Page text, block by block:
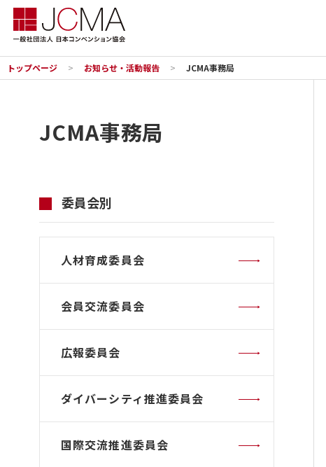
トップページ お知らせ・活動報告 JCMA事務局
JCMA事務局
委員会別
人材育成委員会
会員交流委員会
広報委員会
ダイバーシティ推進委員会
国際交流推進委員会